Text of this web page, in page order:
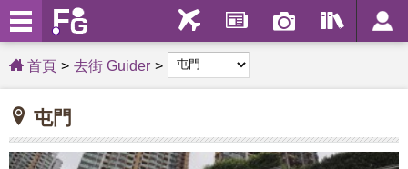
首頁 去街 Guider
屯門